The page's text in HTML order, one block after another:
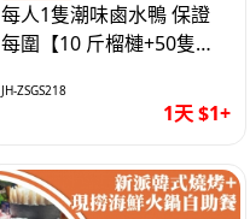
每人1隻潮味鹵水鴨 保證
每圍【10 斤榴槤+50隻湛
1天
JH-ZSGS218
1天 $1+